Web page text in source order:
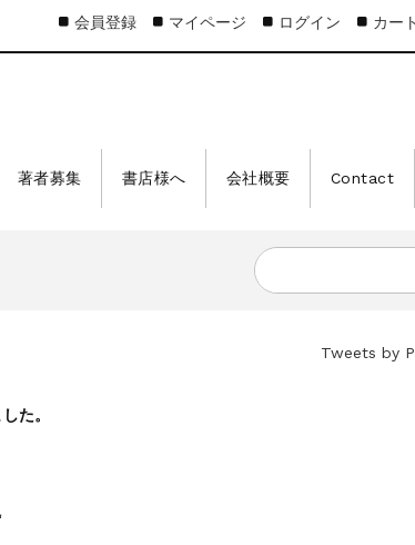
著者募集 書店様へ 会社概要 Contact
会員登録 マイページ ログイン カー
た。
Tweets by